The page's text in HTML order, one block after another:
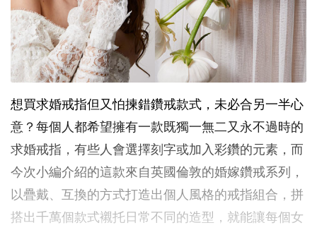
想買求婚戒指但又怕揀錯鑽戒款式，未必合另一半心
意？每個人都希望擁有一款既獨一無二又永不過時的
求婚戒指，有些人會選擇刻字或加入彩鑽的元素，而
今次小編介紹的這款來自英國倫敦的婚嫁鑽戒系列，
以疊戴、互換的方式打造出個人風格的戒指組合，拼
搭出千萬個款式襯托日常不同的造型，就能讓每個女